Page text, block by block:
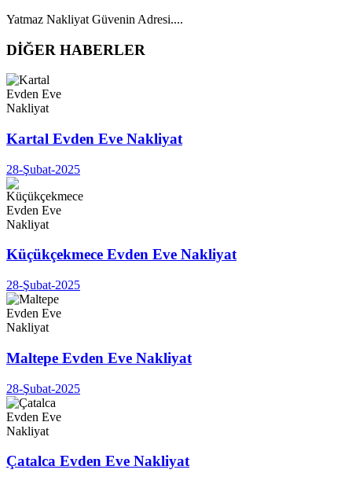
Yatmaz Nakliyat Güvenin Adresi....
DİĞER HABERLER
Kartal Evden Eve Nakliyat
28-Şubat-2025
Küçükçekmece Evden Eve Nakliyat
28-Şubat-2025
Maltepe Evden Eve Nakliyat
28-Şubat-2025
Çatalca Evden Eve Nakliyat